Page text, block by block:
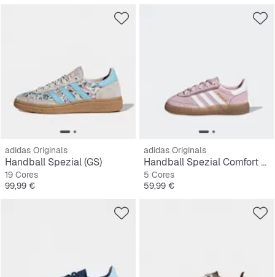
adidas Originals
Handball Spezial (GS)
19 Cores
Preço
99,99 €
adidas Originals
Handball Spezial Comfort Closure Elastic Lace Crianças Pequenas
5 Cores
Preço
59,99 €